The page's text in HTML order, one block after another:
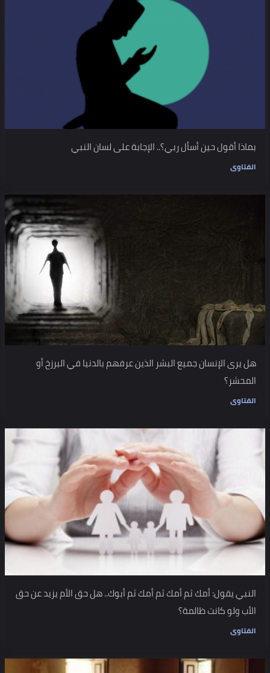
بماذا أقول حين أسأل ربي؟.. الإجابة على لسان النبي
الفتاوى
هل يرى الإنسان جميع البشر الذين عرفهم بالدنيا في البرزخ أو
المحشر؟
الفتاوى
النبي يقول: أمك ثم أمك ثم أمك ثم أبوك.. هل حق الأم يزيد عن حق
الأب ولو كانت ظالمة؟
الفتاوى